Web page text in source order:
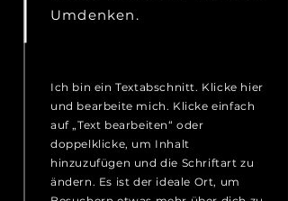
Umdenken.
Ich bin ein Textabschnitt. Klicke hier
und bearbeite mich. Klicke einfach
auf „Text bearbeiten“ oder
doppelklicke, um Inhalt
hinzuzufügen und die Schriftart zu
ändern. Es ist der ideale Ort, um